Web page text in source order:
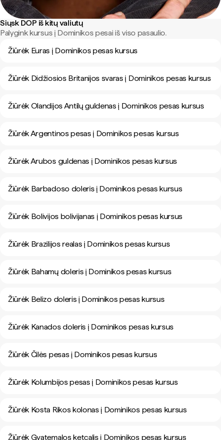
Siųsk DOP iš kitų valiutų
Palygink kursus į Dominikos pesai iš viso pasaulio.
Žiūrėk Euras į Dominikos pesas kursus
Žiūrėk Didžiosios Britanijos svaras į Dominikos pesas kursus
Žiūrėk Olandijos Antilų guldenas į Dominikos pesas kursus
Žiūrėk Argentinos pesas į Dominikos pesas kursus
Žiūrėk Arubos guldenas į Dominikos pesas kursus
Žiūrėk Barbadoso doleris į Dominikos pesas kursus
Žiūrėk Bolivijos bolivijanas į Dominikos pesas kursus
Žiūrėk Brazilijos realas į Dominikos pesas kursus
Žiūrėk Bahamų doleris į Dominikos pesas kursus
Žiūrėk Belizo doleris į Dominikos pesas kursus
Žiūrėk Kanados doleris į Dominikos pesas kursus
Žiūrėk Čilės pesas į Dominikos pesas kursus
Žiūrėk Kolumbijos pesas į Dominikos pesas kursus
Žiūrėk Kosta Rikos kolonas į Dominikos pesas kursus
Žiūrėk Gvatemalos ketcalis į Dominikos pesas kursus